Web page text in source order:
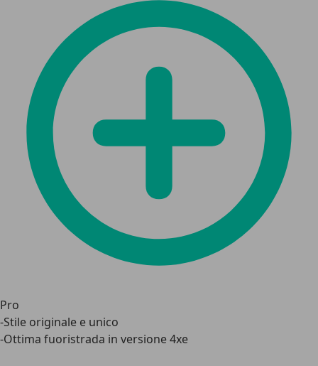
Pro
-Stile originale e unico
-Ottima fuoristrada in versione 4xe